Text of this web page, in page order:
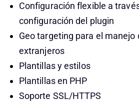
Configuración flexible a
configuración del plugin
Geo targeting para el manejo
extranjeros
Plantillas y estilos
Plantillas en PHP
Soporte SSL/HTTPS